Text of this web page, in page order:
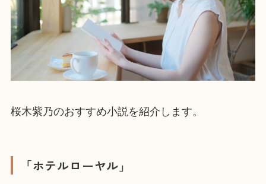
桜木紫乃のおすすめ小説を紹介します。
「ホテルローヤル」